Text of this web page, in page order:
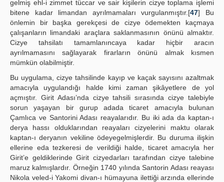
gelmiş ehl-i zimmet tüccar ve sair kişilerin cizye toplama işlemi
bitene kadar limandan ayrılmamaları vurgulanmıştır.[47] Bu
önlemin bir başka gerekçesi de cizye ödemekten kaçmaya
çalışanların limandaki araçlara saklanmasının önünü almaktır.
Cizye tahsilatı tamamlanıncaya kadar hiçbir aracın
ayrılmamasını sağlayarak firarların önünü almak kısmen
mümkün olabilmiştir.
Bu uygulama, cizye tahsilinde kayıp ve kaçak sayısını azaltmak
amacıyla uygulandığı halde kimi zaman şikâyetlere de yol
açmıştır. Girit Adası’nda cizye tahsili sırasında cizye talebiyle
sorun yaşayan bir gurup adada ticaret amacıyla bulunan
Çamlıca ve Santorini Adası reayalarıdır. Bu iki ada da kaptan-ı
derya hassı olduklarından reayaları cizyelerini maktu olarak
kaptan-ı deryanın vekiline ödeyegelmişlerdir. Bu duruma ilişkin
ellerine eda tezkeresi de verildiği halde, ticaret amacıyla her
Girit’e geldiklerinde Girit cizyedarları tarafından cizye talebine
maruz kalmışlardır. Örneğin 1740 yılında Santorin Adası reayası
Nikola veled-i Yakomi divan-ı hümayuna ilettiği arzında ellerinde